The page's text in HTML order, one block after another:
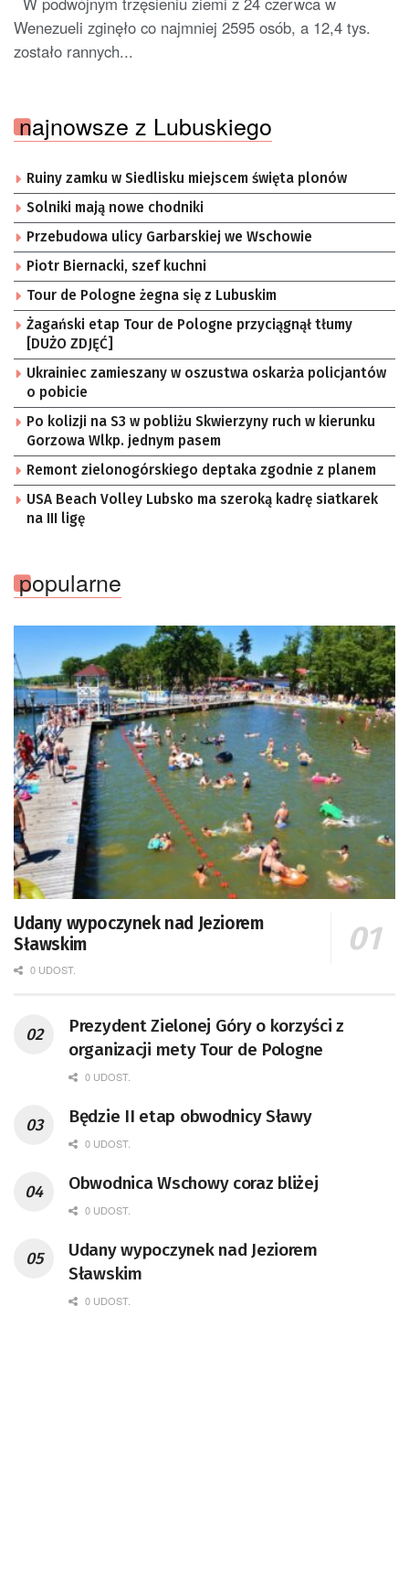
Wenezueli zginęło co najmniej 2595 osób, a 12,4 tys.
zostało rannych...
najnowsze z Lubuskiego
Ruiny zamku w Siedlisku miejscem święta plonów
Solniki mają nowe chodniki
Przebudowa ulicy Garbarskiej we Wschowie
Piotr Biernacki, szef kuchni
Tour de Pologne żegna się z Lubuskim
Żagański etap Tour de Pologne przyciągnął tłumy
[DUŻO ZDJĘĆ]
Ukrainiec zamieszany w oszustwa oskarża policjantów
o pobicie
Po kolizji na S3 w pobliżu Skwierzyny ruch w kierunku
Gorzowa Wlkp. jednym pasem
Remont zielonogórskiego deptaka zgodnie z planem
USA Beach Volley Lubsko ma szeroką kadrę siatkarek
na III ligę
popularne
Udany wypoczynek nad Jeziorem
Sławskim
0 UDOST.
Prezydent Zielonej Góry o korzyści z
organizacji mety Tour de Pologne
0 UDOST.
Będzie II etap obwodnicy Sławy
0 UDOST.
Obwodnica Wschowy coraz bliżej
0 UDOST.
Udany wypoczynek nad Jeziorem
Sławskim
0 UDOST.